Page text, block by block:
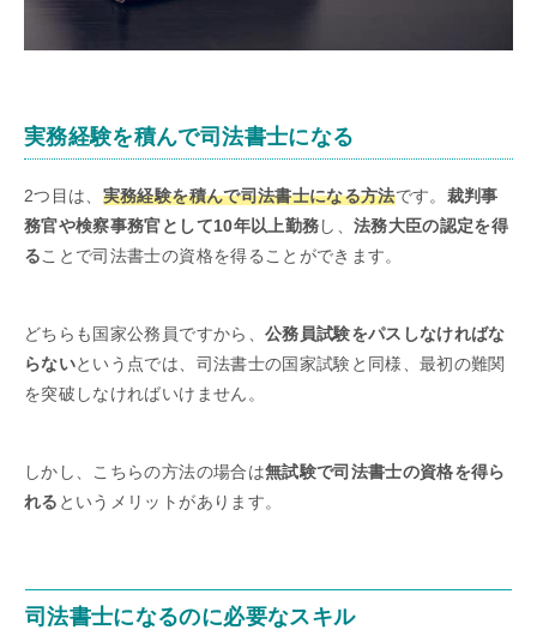
実務経験を積んで司法書士になる
2つ目は、 実務経験を積んで司法書士になる方法です。 裁判事
務官や検察事務官として10年以上勤務し、法務大臣の認定を得
ることで司法書士の資格を得ることができます。
どちらも国家公務員ですから、 公務員試験をパスしなければな
らないという点では、司法書士の国家試験と同様、最初の難関
を突破しなければいけません。
しかし、こちらの方法の場合は無試験で司法書士の資格を得ら
れる というメリットがあります。
司法書士になるのに必要なスキル